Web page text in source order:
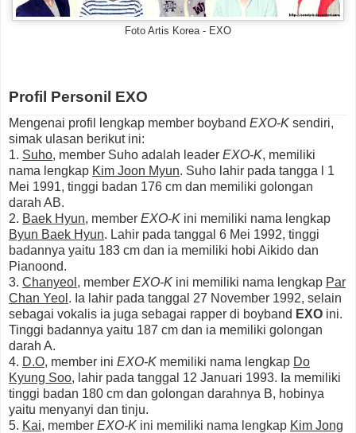
Foto Artis Korea - EXO
Profil Personil EXO
Mengenai profil lengkap member boyband EXO-K sendiri,
simak ulasan berikut ini:
1. Suho, member Suho adalah leader EXO-K, memiliki
nama lengkap Kim Joon Myun. Suho lahir pada tangga l 1
Mei 1991, tinggi badan 176 cm dan memiliki golongan
darah AB.
2. Baek Hyun, member EXO-K ini memiliki nama lengkap
Byun Baek Hyun. Lahir pada tanggal 6 Mei 1992, tinggi
badannya yaitu 183 cm dan ia memiliki hobi Aikido dan
Pianoond.
3. Chanyeol , member EXO-K ini memiliki nama lengkap Par
Chan Yeol . Ia lahir pada tanggal 27 November 1992, selain
sebagai vokalis ia juga sebagai rapper di boyband EXO ini.
Tinggi badannya yaitu 187 cm dan ia memiliki golongan
darah A.
4. D.O, member ini EXO-K memiliki nama lengkap Do
Kyung Soo, lahir pada tanggal 12 Januari 1993. Ia memiliki
tinggi badan 180 cm dan golongan darahnya B, hobinya
yaitu menyanyi dan tinju.
5. Kai, member EXO-K ini memiliki nama lengkap Kim Jong